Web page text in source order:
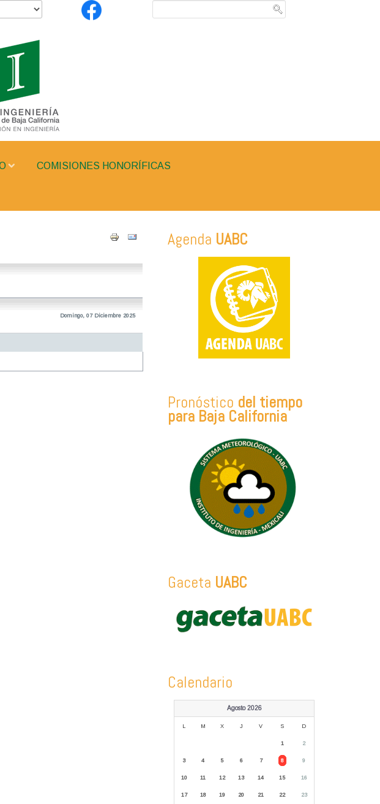
COMISIONES HONORÍFICAS
Domingo, 07 Diciembre 2025
Agenda UABC
Pronóstico del tiempo
para Baja California
Gaceta UABC
Calendario
Agosto 2026
L M X J V S D
1 2
3 4 5 6 7 8 9
10 11 12 13 14 15 16
17 18 19 20 21 22 23